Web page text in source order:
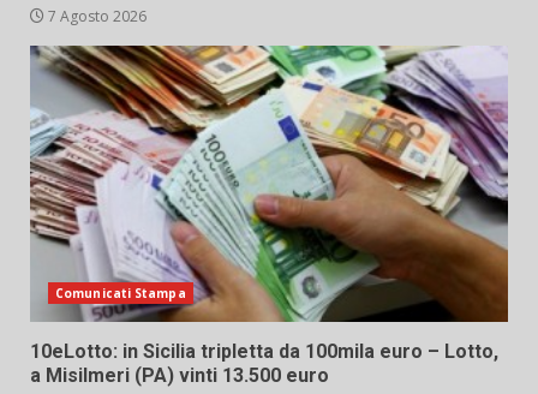
7 Agosto 2026
Comunicati Stampa
10eLotto: in Sicilia tripletta da 100mila euro – Lotto,
a Misilmeri (PA) vinti 13.500 euro